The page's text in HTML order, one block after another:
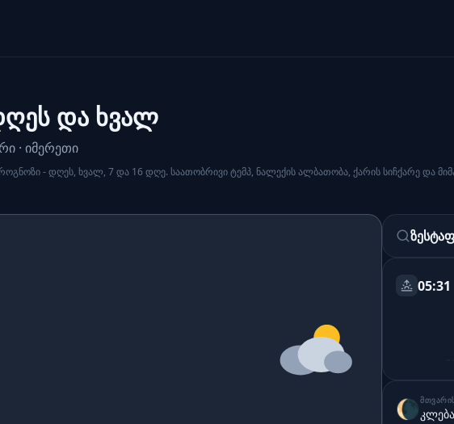
და ხვალ
· იმერეთი
- დღეს, ხვალ, 7 და 16 დღე. საათობრივი ტემპ, ნალექის ალბათობა, ქარის სიჩქარე და
05:31
🌘